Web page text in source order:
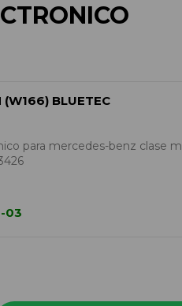
(W166) BLUETEC
para mercedes-benz clase
03